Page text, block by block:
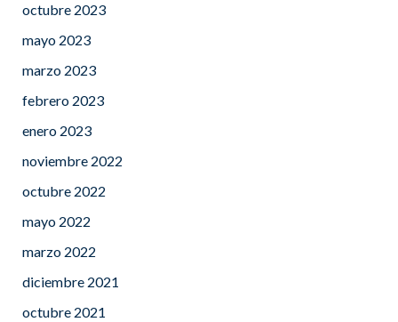
octubre 2023
mayo 2023
marzo 2023
febrero 2023
enero 2023
noviembre 2022
octubre 2022
mayo 2022
marzo 2022
diciembre 2021
octubre 2021